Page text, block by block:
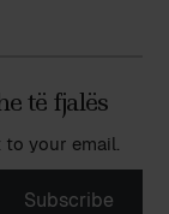
të fjalës
your email.
Subscribe